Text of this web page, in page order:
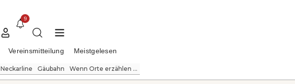
9
Vereinsmitteilung Meistgelesen
Neckarline Gäubahn Wenn Orte erzählen ...